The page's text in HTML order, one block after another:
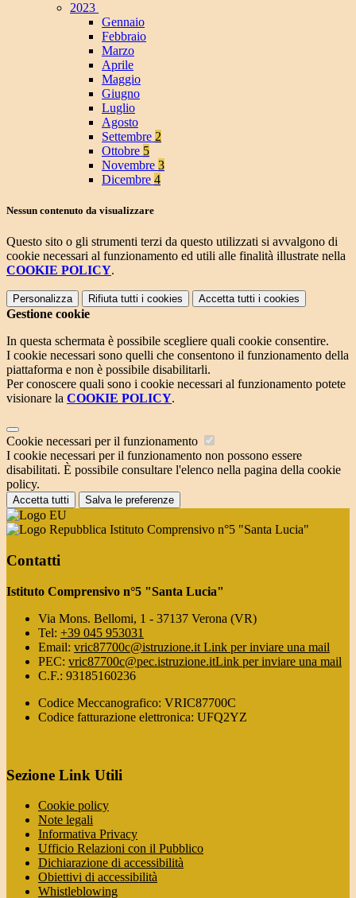
2023
Gennaio
Febbraio
Marzo
Aprile
Maggio
Giugno
Luglio
Agosto
Settembre 2
Ottobre 5
Novembre 3
Dicembre 4
Nessun contenuto da visualizzare
Questo sito o gli strumenti terzi da questo utilizzati si avvalgono di
cookie necessari al funzionamento ed utili alle finalità illustrate nella
COOKIE POLICY.
Personalizza Rifiuta tutti i cookies Accetta tutti i cookies
Gestione cookie
In questa schermata è possibile scegliere quali cookie consentire.
I cookie necessari sono quelli che consentono il funzionamento della
piattaforma e non è possibile disabilitarli.
Per conoscere quali sono i cookie necessari al funzionamento potete
visionare la COOKIE POLICY.
Cookie necessari per il funzionamento
I cookie necessari per il funzionamento non possono essere
disabilitati. È possibile consultare l'elenco nella pagina della cookie
policy.
Accetta tutti Salva le preferenze
Istituto Comprensivo n°5 "Santa Lucia"
Contatti
Istituto Comprensivo n°5 "Santa Lucia"
Via Mons. Bellomi, 1 - 37137 Verona (VR)
Tel: +39 045 953031
Email: vric87700c@istruzione.it Link per inviare una mail
PEC: vric87700c@pec.istruzione.itLink per inviare una mail
C.F.: 93185160236
Codice Meccanografico: VRIC87700C
Codice fatturazione elettronica: UFQ2YZ
Sezione Link Utili
Cookie policy
Note legali
Informativa Privacy
Ufficio Relazioni con il Pubblico
Dichiarazione di accessibilità
Obiettivi di accessibilità
Whistleblowing